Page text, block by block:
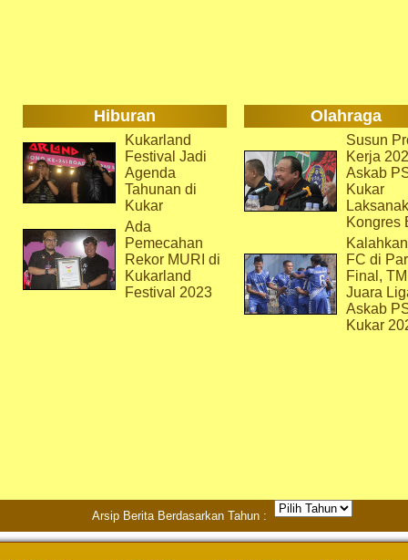
Hiburan Olahraga
Kukarland
Festival Jadi
Agenda
Tahunan di
Kukar
Ada
Pemecahan
Rekor MURI di
Kukarland
Festival 2023
Susun
Kerja
Askab
Kukar
Kongres
FC di
Final,
Juara
Askab
Kukar
Arsip Berita Berdasarkan Tahun :